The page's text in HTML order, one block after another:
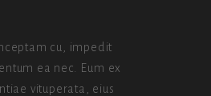
cu, impedit
ea nec. Eum ex
vituperata, eius